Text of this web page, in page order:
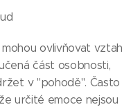
ovlivňovat vztah
část osobnosti,
v "pohodě". Často
určité emoce nejsou